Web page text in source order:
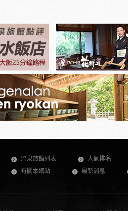
溫泉旅館列表 人氣排名
有關本網站
最新消息